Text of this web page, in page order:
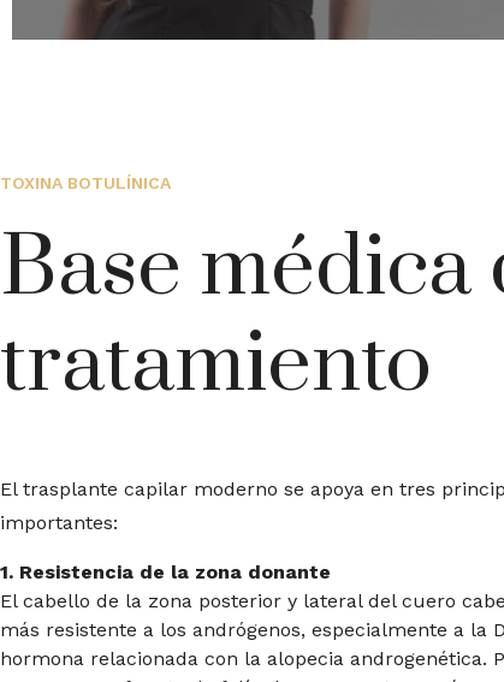
TOXINA BOTULÍNICA
Base médica
tratamiento
El trasplante capilar moderno se apoya en tres
importantes:
1. Resistencia de la zona donante
El cabello de la zona posterior y lateral del cuero
más resistente a los andrógenos, especialmente a la
hormona relacionada con la alopecia androgenética.